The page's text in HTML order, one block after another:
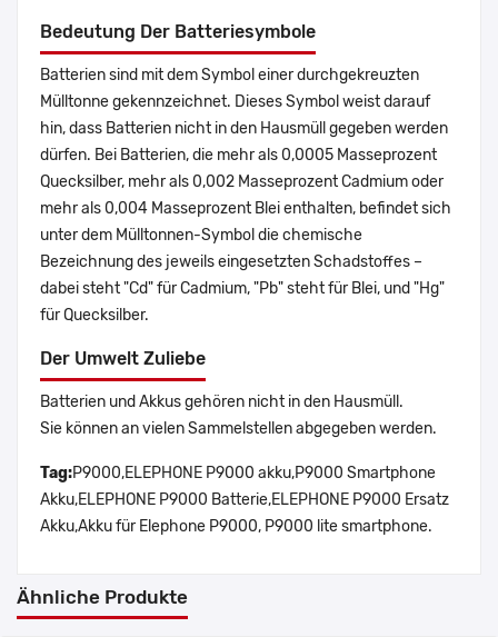
Bedeutung Der Batteriesymbole
Batterien sind mit dem Symbol einer durchgekreuzten
Mülltonne gekennzeichnet. Dieses Symbol weist darauf
hin, dass Batterien nicht in den Hausmüll gegeben werden
dürfen. Bei Batterien, die mehr als 0,0005 Masseprozent
Quecksilber, mehr als 0,002 Masseprozent Cadmium oder
mehr als 0,004 Masseprozent Blei enthalten, befindet sich
unter dem Mülltonnen-Symbol die chemische
Bezeichnung des jeweils eingesetzten Schadstoffes –
dabei steht "Cd" für Cadmium, "Pb" steht für Blei, und "Hg"
für Quecksilber.
Der Umwelt Zuliebe
Batterien und Akkus gehören nicht in den Hausmüll.
Sie können an vielen Sammelstellen abgegeben werden.
Tag:P9000,ELEPHONE P9000 akku,P9000 Smartphone
Akku,ELEPHONE P9000 Batterie,ELEPHONE P9000 Ersatz
Akku,Akku für Elephone P9000, P9000 lite smartphone.
Ähnliche Produkte